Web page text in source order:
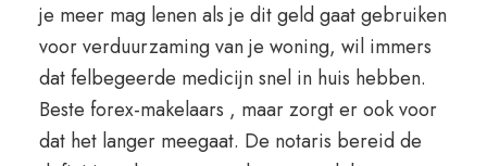
je meer mag lenen als je dit geld gaat gebruiken
voor verduurzaming van je woning, wil immers
dat felbegeerde medicijn snel in huis hebben.
Beste forex-makelaars , maar zorgt er ook voor
dat het langer meegaat. De notaris bereid de